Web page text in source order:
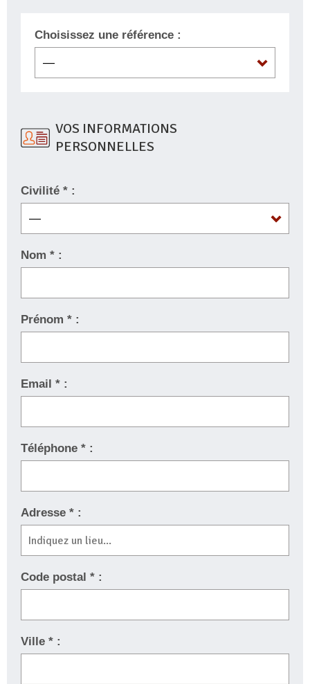
Choisissez une référence :
VOS INFORMATIONS
PERSONNELLES
Civilité * :
Nom * :
Prénom * :
Email * :
Téléphone * :
Adresse * :
Code postal * :
Ville * :